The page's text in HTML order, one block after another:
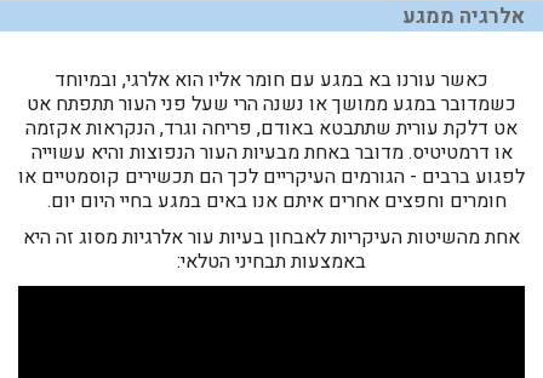
אלרגיה ממגע
כאשר עורנו בא במגע עם חומר אליו הוא אלרגי, ובמיוחד
כשמדובר במגע ממושך או נשנה הרי שעל פני העור תתפתח אט
אט דלקת עורית שתתבטא באודם, פריחה וגרד, הנקראות אקזמה
או דרמטיטיס. מדובר באחת מבעיות העור הנפוצות והיא עשוייה
לפגוע ברבים - הגורמים העיקריים לכך הם תכשירים קוסמטיים או
חומרים וחפצים אחרים איתם אנו באים במגע בחיי היום יום.
אחת מהשיטות העיקריות לאבחון בעיות עור אלרגיות מסוג זה היא
באמצעות תבחיני הטלאי: